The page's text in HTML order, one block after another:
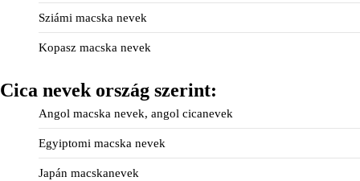
Sziámi macska nevek
Kopasz macska nevek
Cica nevek ország szerint:
Angol macska nevek, angol cicanevek
Egyiptomi macska nevek
Japán macskanevek